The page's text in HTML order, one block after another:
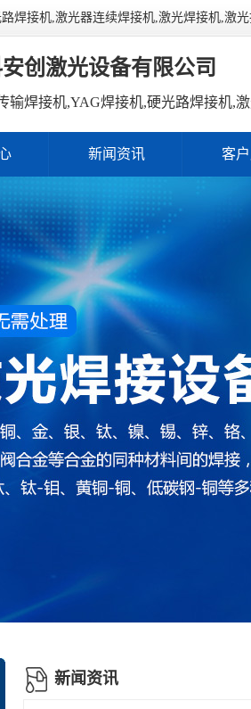
焊接机,激光器连续焊接机,激光焊接机,激
创激光设备有限公司
输焊接机,YAG焊接机,硬光路焊接机,
新闻资讯 客
新闻资讯